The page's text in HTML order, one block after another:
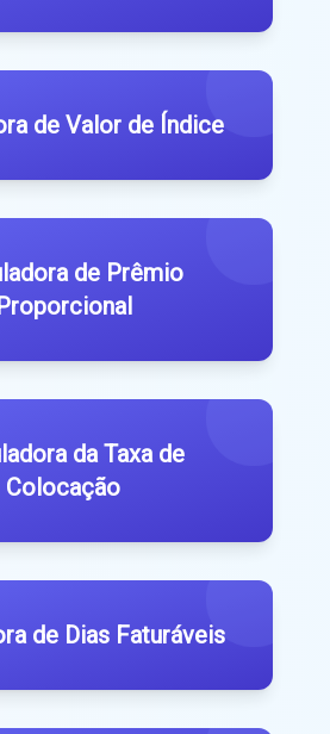
de Valor de Índice
de Prêmio
da Taxa de
Colocação
de Dias Faturáveis